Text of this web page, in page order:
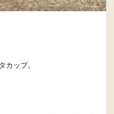
カップ。